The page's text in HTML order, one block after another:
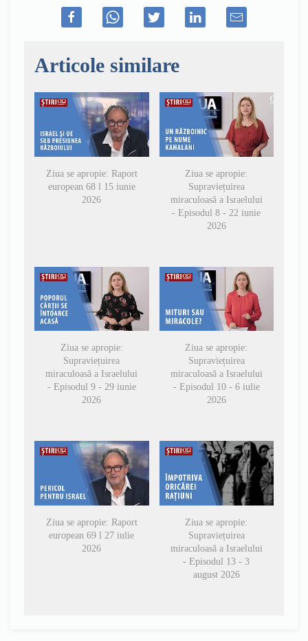
Articole similare
Ziua se apropie: Raport
european 68 l 15 iunie
2026
Ziua se apropie:
Supraviețuirea
miraculoasă a Israelului
- Episodul 8 - 22 iunie
2026
Ziua se apropie:
Supraviețuirea
miraculoasă a Israelului
- Episodul 9 - 29 iunie
2026
Ziua se apropie:
Supraviețuirea
miraculoasă a Israelului
- Episodul 10 - 6 iulie
2026
Ziua se apropie: Raport
european 69 l 27 iulie
2026
Ziua se apropie:
Supraviețuirea
miraculoasă a Israelului
- Episodul 13 - 3
august 2026